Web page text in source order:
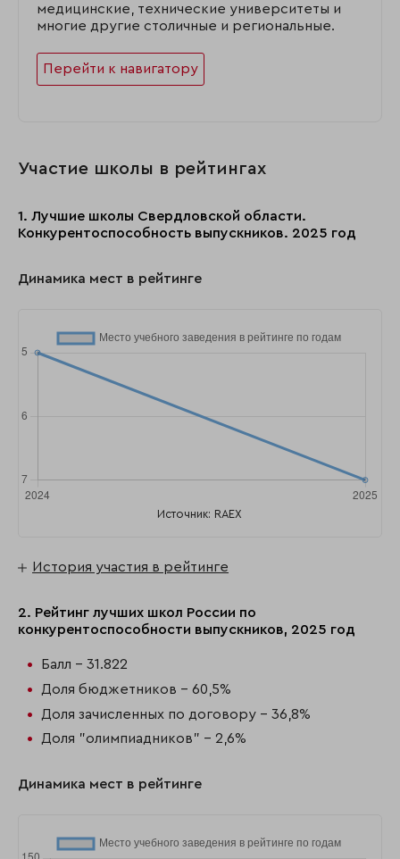
медицинские, технические университеты и
многие другие столичные и региональные.
Перейти к навигатору
Участие школы в рейтингах
1. Лучшие школы Свердловской области.
Конкурентоспособность выпускников. 2025 год
Динамика мест в рейтинге
Источник: RAEX
История участия в рейтинге
2. Рейтинг лучших школ России по
конкурентоспособности выпускников, 2025 год
Балл - 31.822
Доля бюджетников - 60,5%
Доля зачисленных по договору - 36,8%
Доля "олимпиадников" - 2,6%
Динамика мест в рейтинге